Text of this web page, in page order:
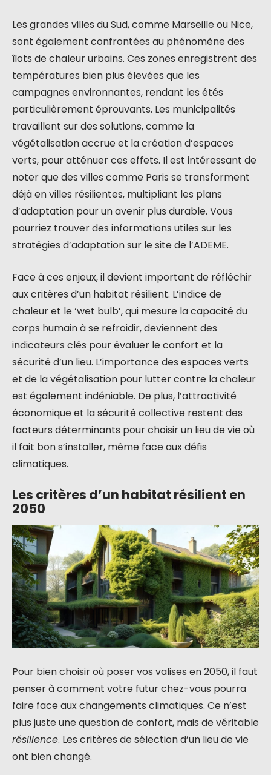
Les grandes villes du Sud, comme Marseille ou Nice,
sont également confrontées au phénomène des
îlots de chaleur urbains. Ces zones enregistrent des
températures bien plus élevées que les
campagnes environnantes, rendant les étés
particulièrement éprouvants. Les municipalités
travaillent sur des solutions, comme la
végétalisation accrue et la création d’espaces
verts, pour atténuer ces effets. Il est intéressant de
noter que des villes comme Paris se transforment
déjà en villes résilientes, multipliant les plans
d’adaptation pour un avenir plus durable. Vous
pourriez trouver des informations utiles sur les
stratégies d’adaptation sur le site de l’ADEME.
Face à ces enjeux, il devient important de réfléchir
aux critères d’un habitat résilient. L’indice de
chaleur et le ‘wet bulb’, qui mesure la capacité du
corps humain à se refroidir, deviennent des
indicateurs clés pour évaluer le confort et la
sécurité d’un lieu. L’importance des espaces verts
et de la végétalisation pour lutter contre la chaleur
est également indéniable. De plus, l’attractivité
économique et la sécurité collective restent des
facteurs déterminants pour choisir un lieu de vie où
il fait bon s’installer, même face aux défis
climatiques.
Les critères d’un habitat résilient en
2050
Pour bien choisir où poser vos valises en 2050, il faut
penser à comment votre futur chez-vous pourra
faire face aux changements climatiques. Ce n’est
plus juste une question de confort, mais de véritable
résilience. Les critères de sélection d’un lieu de vie
ont bien changé.